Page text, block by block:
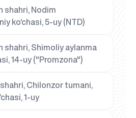
shahri, Nodim
ko‘chasi, 5-uy (NTD)
shahri, Shimoliy aylanma
14-uy ("Promzona")
Chilonzor tumani,
1-uy